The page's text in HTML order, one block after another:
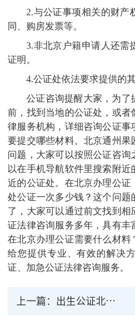
2.与公证事项相关的财产
同、购房发票等。
3.非北京户籍申请人还需
证明。
4.公证处依法要求提供的
公证咨询提醒大家，为了
前，找到当地的公证处，或
律服务机构，详细咨询公证
要提交哪些材料。北京通州
问题，大家可以按照公证咨询
以在手机导航软件里搜索附
近的公证处。在北京办理公
处公证一次多少钱？这个问
了，大家可以通过前文找到
证法律咨询服务多年，具有
在北京办理公证需要什么材
给您提供专业、有效的解决
证、加急公证法律咨询服务。
上一篇： 出生公证北京办理流程